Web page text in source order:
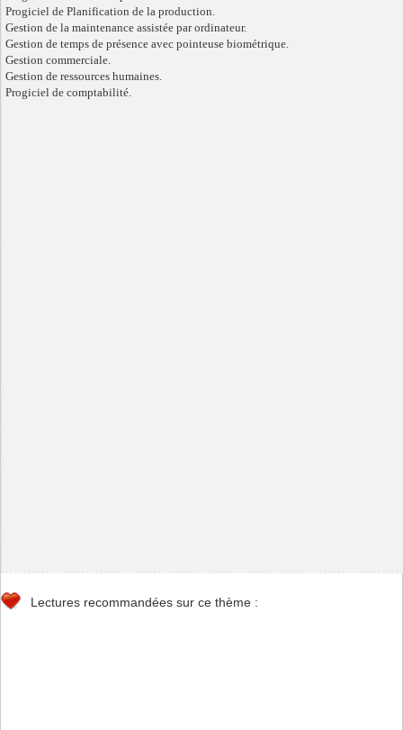
Progiciel de Planification de la production.
Gestion de la maintenance assistée par ordinateur.
Gestion de temps de présence avec pointeuse biométrique.
Gestion commerciale.
Gestion de ressources humaines.
Progiciel de comptabilité.
Lectures recommandées sur ce thème :